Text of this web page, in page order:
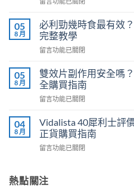
效
真
相：
香
港
家
實
與
貨
購
買
中
印
度
威
而
評
價：
香
港
家
真
服
得
05
8 月
必利勁幾時食最有效
完整教學
在
利
勁
幾
時
最
有
效？
2026
用
留言功能已關閉
05
8 月
雙效片副作用安全嗎
全購買指南
在
效
片
副
作
全
留言功能已關閉
04
8 月
Vidalista 40犀利士評
正貨購買指南
在
犀
利
留言功能已關閉
熱點關注